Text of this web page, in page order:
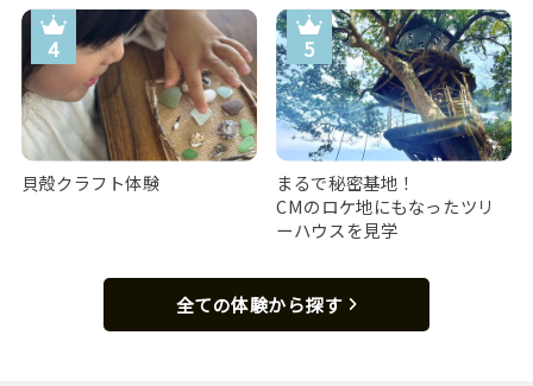
貝殻クラフト体験
まるで秘密基地！
CMのロケ地にもなったツリ
ーハウスを見学
全ての体験から探す